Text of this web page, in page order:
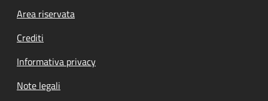
Footer menu
Area riservata
Crediti
Informativa privacy
Note legali